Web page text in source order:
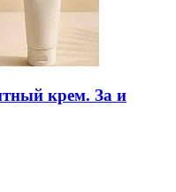
крем. За и